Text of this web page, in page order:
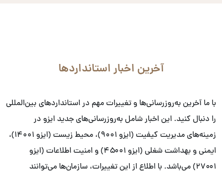
آخرین اخبار استانداردها
با ما آخرین به‌روزرسانی‌ها و تغییرات مهم در استانداردهای بین‌المللی
را دنبال کنید. این اخبار شامل به‌روزرسانی‌های جدید ایزو در
زمینه‌های مدیریت کیفیت (ایزو ۹۰۰۱)، محیط زیست (ایزو ۱۴۰۰۱)،
ایمنی و بهداشت شغلی (ایزو ۴۵۰۰۱) و امنیت اطلاعات (ایزو
۲۷۰۰۱) می‌باشد. با اطلاع از این تغییرات، سازمان‌ها می‌توانند